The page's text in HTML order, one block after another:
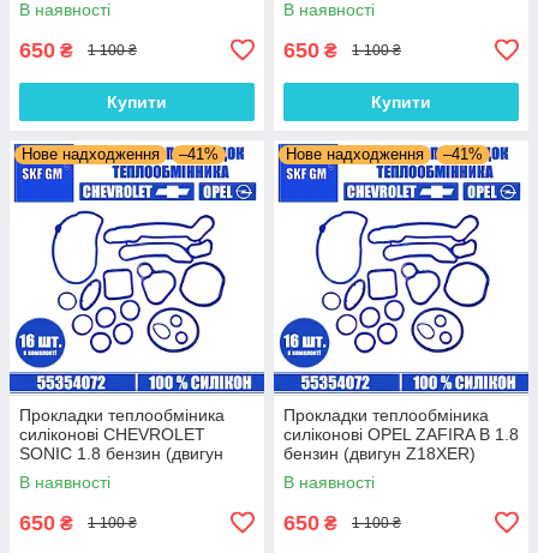
В наявності
650 ₴ 1 100 ₴
Купити
В наявності
650 ₴ 1 100 ₴
Купити
Нове надходження –41%
Прокладки теплообміника
силіконові CHEVROLET
SONIC 1.8 бензин (двигун
F18D4) комплект 16 шт.
В наявності
650 ₴ 1 100 ₴
Нове надходження –41%
Прокладки теплообміника
силіконові OPEL ZAFIRA B 1.8
бензин (двигун Z18XER)
комплект 16 шт.
В наявності
650 ₴ 1 100 ₴